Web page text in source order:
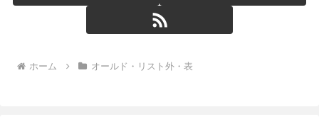
ホーム オールド・リスト外・表